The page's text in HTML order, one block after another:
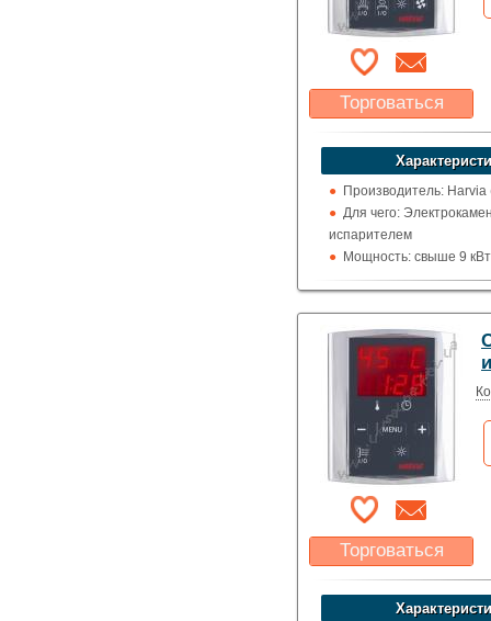
Торговаться
Какая цена Вас
устроит?
Указать цену
Производитель:
Для чего:
испарителем
Мощность: свыше 9 кВт
Отображение
Торговаться
Какая цена Вас
устроит?